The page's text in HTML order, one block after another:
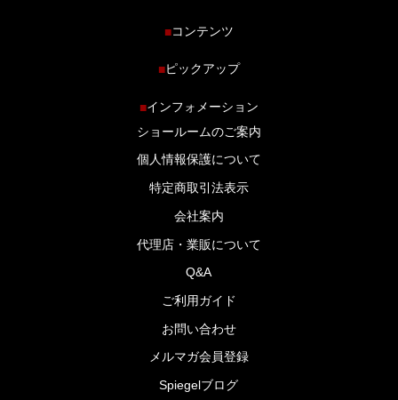
■コンテンツ
商品ラインナップ
ブログ
■ピックアップ
■インフォメーション
ショールームのご案内
個人情報保護について
特定商取引法表示
会社案内
代理店・業販について
Q&A
ご利用ガイド
お問い合わせ
メルマガ会員登録
Spiegelブログ